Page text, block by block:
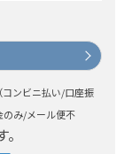
（コンビニ払い/口座振
のみ/メール便不